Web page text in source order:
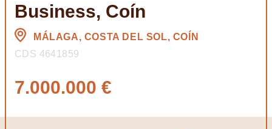
Business, Coín
MÁLAGA, COSTA DEL SOL, COÍN
CDS 4641859
7.000.000 €